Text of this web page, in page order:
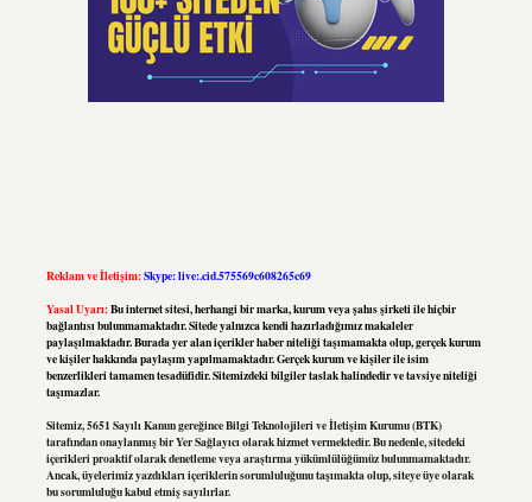
Reklam ve İletişim:Skype: live:.cid.575569c608265c69
Yasal Uyarı:Bu internet sitesi, herhangi bir marka, kurum veya şahıs şirketi ile hiçbir
bağlantısı bulunmamaktadır. Sitede yalnızca kendi hazırladığımız makaleler
paylaşılmaktadır. Burada yer alan içerikler haber niteliği taşımamakta olup, gerçek kurum
ve kişiler hakkında paylaşım yapılmamaktadır. Gerçek kurum ve kişiler ile isim
benzerlikleri tamamen tesadüfidir. Sitemizdeki bilgiler taslak halindedir ve tavsiye niteliği
taşımazlar.
Sitemiz, 5651 Sayılı Kanun gereğince Bilgi Teknolojileri ve İletişim Kurumu (BTK)
tarafından onaylanmış bir Yer Sağlayıcı olarak hizmet vermektedir. Bu nedenle, sitedeki
içerikleri proaktif olarak denetleme veya araştırma yükümlülüğümüz bulunmamaktadır.
Ancak, üyelerimiz yazdıkları içeriklerin sorumluluğunu taşımakta olup, siteye üye olarak
bu sorumluluğu kabul etmiş sayılırlar.